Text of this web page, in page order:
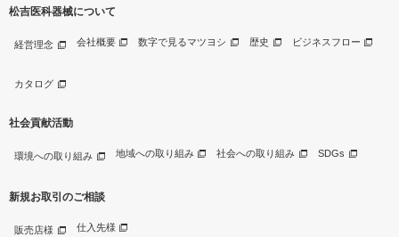
松吉医科器械について
経営理念 会社概要 数字で見るマツヨシ 歴史 ビジネスフロー
カタログ
社会貢献活動
環境への取り組み 地域への取り組み 社会への取り組み SDGs
新規お取引のご相談
販売店様 仕入先様